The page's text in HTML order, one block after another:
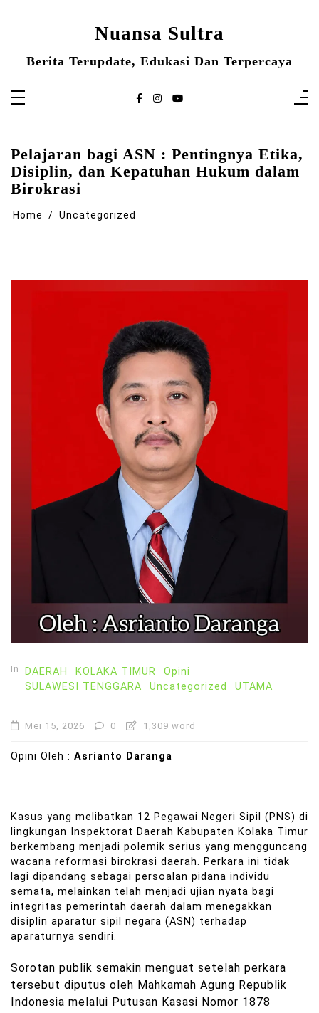
Nuansa Sultra
Berita Terupdate, Edukasi Dan Terpercaya
Pelajaran bagi ASN : Pentingnya Etika,
Disiplin, dan Kepatuhan Hukum dalam
Birokrasi
Home Uncategorized
In DAERAH KOLAKA TIMUR
Opini
SULAWESI TENGGARA
Uncategorized UTAMA
Mei 15, 2026 0 1,309 word
Opini Oleh : Asrianto Daranga
Kasus yang melibatkan 12 Pegawai Negeri Sipil (PNS) di
lingkungan Inspektorat Daerah Kabupaten Kolaka Timur
berkembang menjadi polemik serius yang mengguncang
wacana reformasi birokrasi daerah. Perkara ini tidak
lagi dipandang sebagai persoalan pidana individu
semata, melainkan telah menjadi ujian nyata bagi
integritas pemerintah daerah dalam menegakkan
disiplin aparatur sipil negara (ASN) terhadap
aparaturnya sendiri.
Sorotan publik semakin menguat setelah perkara
tersebut diputus oleh Mahkamah Agung Republik
Indonesia melalui Putusan Kasasi Nomor 1878